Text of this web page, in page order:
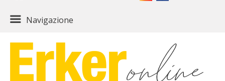
Navigazione